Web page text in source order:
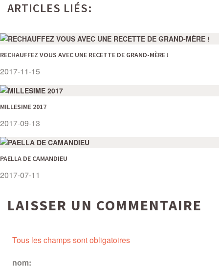
ARTICLES LIÉS:
RECHAUFFEZ VOUS AVEC UNE RECETTE DE GRAND-MÈRE !
2017-11-15
MILLESIME 2017
2017-09-13
PAELLA DE CAMANDIEU
2017-07-11
LAISSER UN COMMENTAIRE
Tous les champs sont obligatoires
nom: